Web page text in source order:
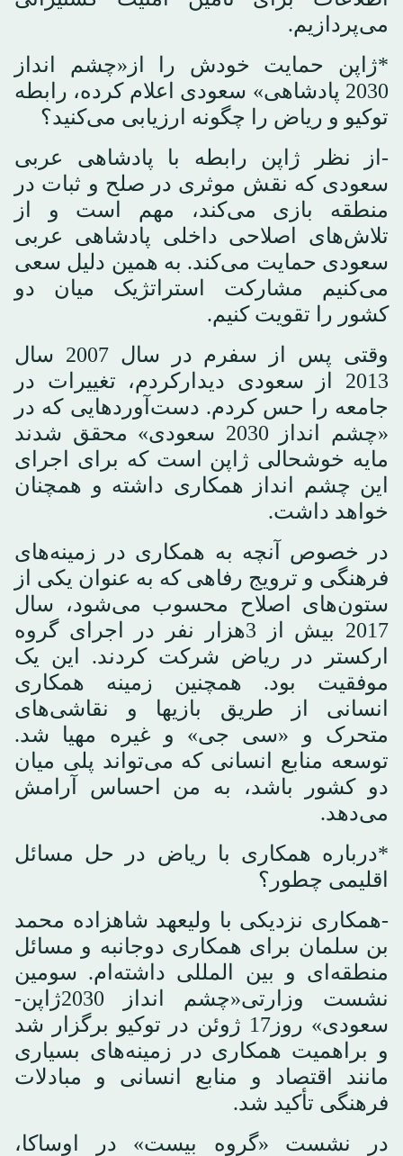
می‌پردازیم.
*ژاپن حمایت خودش را از«چشم انداز
2030 پادشاهی» سعودی اعلام کرده، رابطه
توکیو و ریاض را چگونه ارزیابی می‌کنید؟
-از نظر ژاپن رابطه با پادشاهی عربی
سعودی که نقش موثری در صلح و ثبات در
منطقه بازی می‌کند، مهم است و از
تلاش‌های اصلاحی داخلی پادشاهی عربی
سعودی حمایت می‌کند. به همین دلیل سعی
می‌کنیم مشارکت استراتژیک میان دو
کشور را تقویت کنیم.
وقتی پس از سفرم در سال 2007 سال
2013 از سعودی دیدارکردم، تغییرات در
جامعه را حس کردم. دست‌آوردهایی که در
«چشم انداز 2030 سعودی» محقق شدند
مایه خوشحالی ژاپن است که برای اجرای
این چشم انداز همکاری داشته و همچنان
خواهد داشت.
در خصوص آنچه به همکاری در زمینه‌های
فرهنگی و ترویج رفاهی که به عنوان یکی از
ستون‌های اصلاح محسوب می‌شود، سال
2017 بیش از 3هزار نفر در اجرای گروه
ارکستر در ریاض شرکت کردند. این یک
موفقیت بود. همچنین زمینه همکاری
انسانی از طریق بازیها و نقاشی‌های
متحرک و «سی جی» و غیره مهیا شد.
توسعه منابع انسانی که می‌تواند پلی میان
دو کشور باشد، به من احساس آرامش
می‌دهد.
*درباره همکاری با ریاض در حل مسائل
اقلیمی چطور؟
-همکاری نزدیکی با ولیعهد شاهزاده محمد
بن سلمان برای همکاری دوجانبه و مسائل
منطقه‌ای و بین المللی داشته‌ام. سومین
نشست وزارتی«چشم انداز 2030ژاپن-
سعودی» روز17 ژوئن در توکیو برگزار شد
و براهمیت همکاری در زمینه‌های بسیاری
مانند اقتصاد و منابع انسانی و مبادلات
فرهنگی تأکید شد.
در نشست «گروه بیست» در اوساکا،